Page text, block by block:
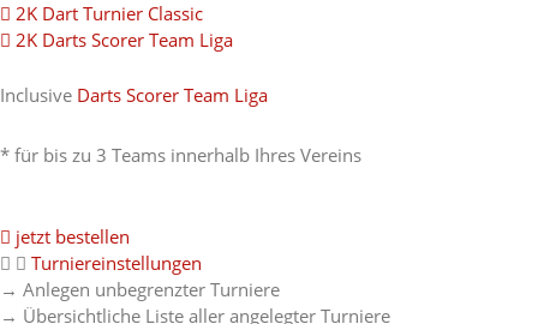
2K Dart Turnier Classic
2K Darts Scorer Team Liga
Inclusive Darts Scorer Team Liga
* für bis zu 3 Teams innerhalb Ihres Vereins
jetzt bestellen
Turniereinstellungen
→ Anlegen unbegrenzter Turniere
→ Übersichtliche Liste aller angelegter Turniere